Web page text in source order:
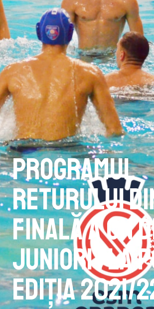
Programul
returului
finală a CN
Juniori I la
ediția 2021/